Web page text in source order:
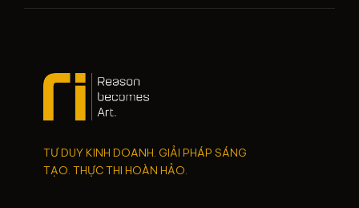
TƯ DUY KINH DOANH. GIẢI PHÁP SÁNG
TẠO. THỰC THI HOÀN HẢO.